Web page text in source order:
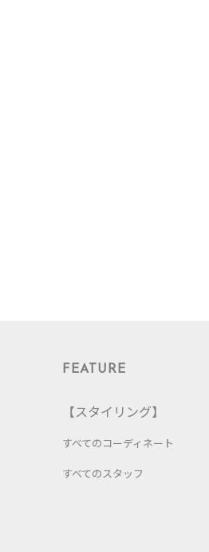
FEATURE
【スタイリング】
すべてのコーディネート
すべてのスタッフ